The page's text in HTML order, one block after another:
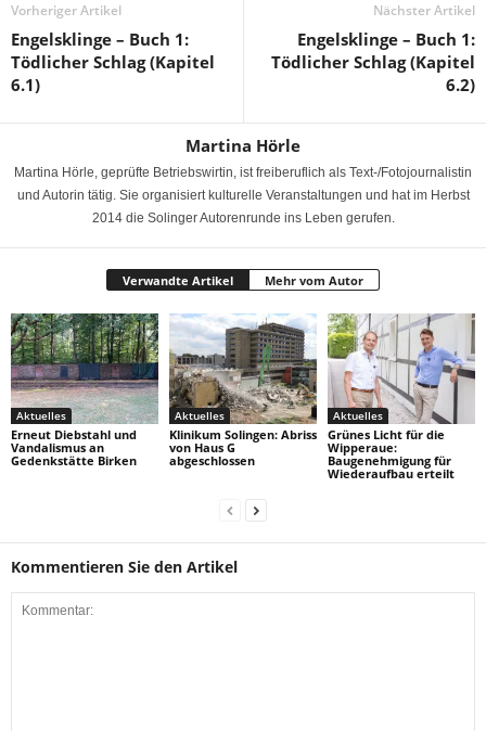
Vorheriger Artikel
Engelsklinge – Buch 1:
Tödlicher Schlag (Kapitel
6.1)
Nächster Artikel
Engelsklinge – Buch 1:
Tödlicher Schlag (Kapitel
6.2)
Martina Hörle
Martina Hörle, geprüfte Betriebswirtin, ist freiberuflich als Text-/Fotojournalistin
und Autorin tätig. Sie organisiert kulturelle Veranstaltungen und hat im Herbst
2014 die Solinger Autorenrunde ins Leben gerufen.
Verwandte Artikel Mehr vom Autor
Aktuelles
Erneut Diebstahl und
Vandalismus an
Gedenkstätte Birken
Aktuelles
Klinikum Solingen: Abriss
von Haus G
abgeschlossen
Aktuelles
Grünes Licht für die
Wipperaue:
Baugenehmigung für
Wiederaufbau erteilt
Kommentieren Sie den Artikel